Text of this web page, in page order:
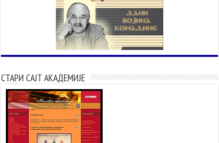
СТАРИ САЈТ АКАДЕМИЈЕ